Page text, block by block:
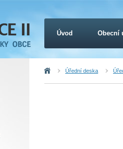
Úvod Úřední deska
Úvod Obecní